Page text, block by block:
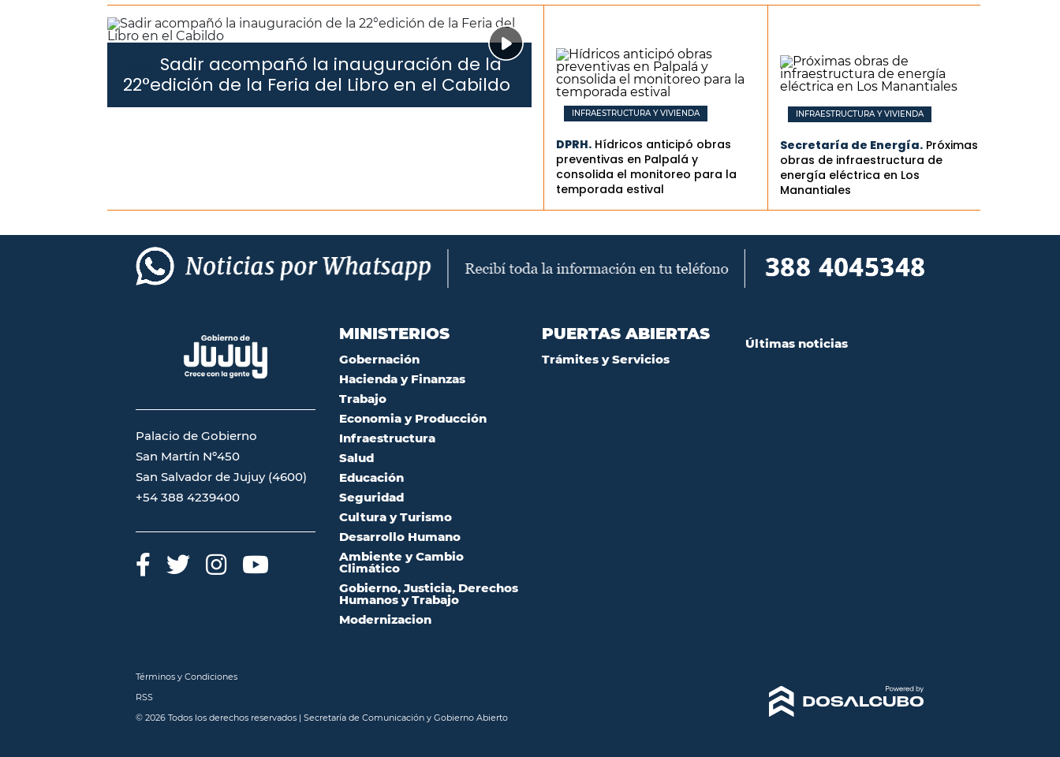
Sadir acompañó la inauguración de la
22°edición de la Feria del Libro en el Cabildo
INFRAESTRUCTURA Y VIVIENDA
DPRH. Hídricos anticipó obras
preventivas en Palpalá y
consolida el monitoreo para la
temporada estival
INFRAESTRUCTURA Y VIVIENDA
Secretaría de Energía. Próximas
obras de infraestructura de
energía eléctrica en Los
Manantiales
Palacio de Gobierno
San Martín Nº450
San Salvador de Jujuy (4600)
+54 388 4239400
MINISTERIOS
Gobernación
Hacienda y Finanzas
Trabajo
Economia y Producción
Infraestructura
Salud
Educación
Seguridad
Cultura y Turismo
Desarrollo Humano
Ambiente y Cambio
Climático
Gobierno, Justicia, Derechos
Humanos y Trabajo
Modernizacion
PUERTAS ABIERTAS
Trámites y Servicios
Últimas noticias
Términos y Condiciones
RSS
© 2026 Todos los derechos reservados | Secretaría de Comunicación y Gobierno Abierto